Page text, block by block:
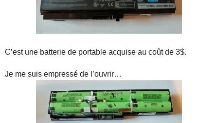
C’est une batterie de portable acquise au coût de 3$.
Je me suis empressé de l’ouvrir…